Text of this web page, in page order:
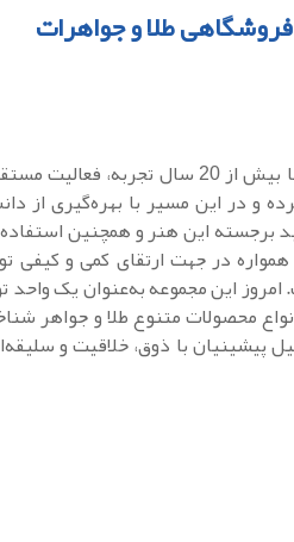
طلا و جواهرات
مرصع‌کاری امین با بیش از 20 سال تجربه،
آغاز کرده و در این مسیر با بهره‌گیری
برجسته این هنر و همچنین استفاده
در جهت ارتقای کمی و کیفی
این مجموعه به‌عنوان یک واحد
محصولات متنوع طلا و جواهر
پیشینیان با ذوق، خلاقیت و